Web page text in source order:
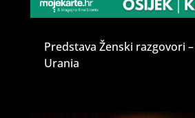
Predstava Ženski razgovori
Urania